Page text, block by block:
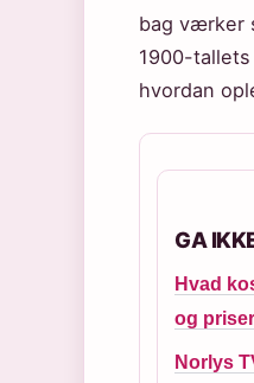
bag værker
1900-
hvordan
GA
Hvad
og
Norlys